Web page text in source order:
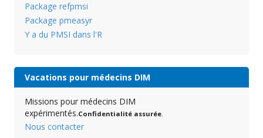
Package refpmsi
Package pmeasyr
Y a du PMSI dans l'R
Vacations pour médecins DIM
Missions pour médecins DIM
expérimentés.Confidentialité assurée.
Nous contacter